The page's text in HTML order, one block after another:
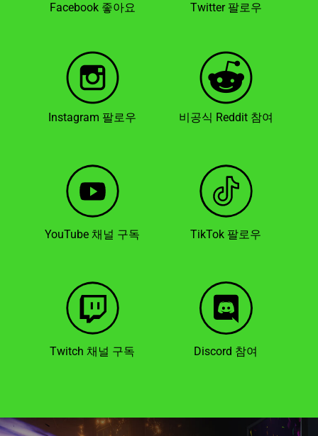
Facebook 좋아요 Twitter 팔로우
Instagram 팔로우 비공식 Reddit 참여
YouTube 채널 구독 TikTok 팔로우
Twitch 채널 구독 Discord 참여